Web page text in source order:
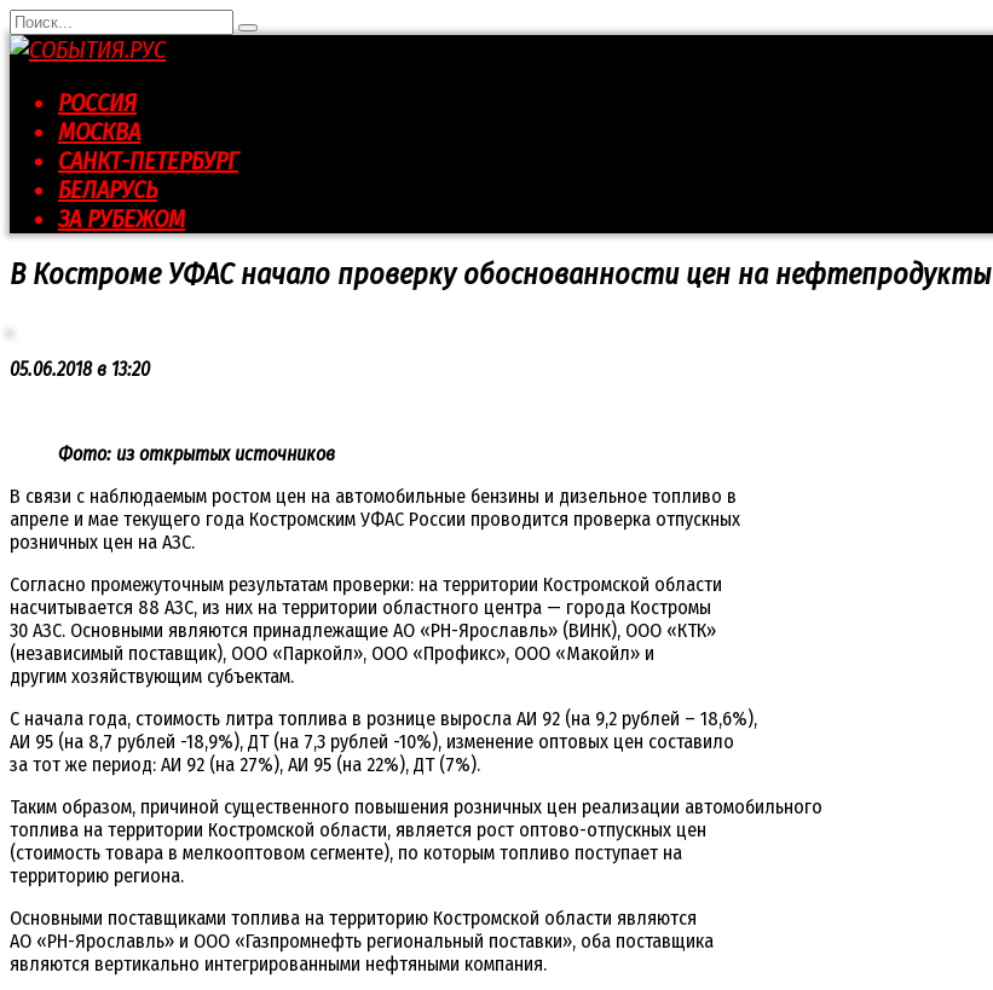
Перейти
к
контенту
Search
for:
РОССИЯ
МОСКВА
САНКТ-ПЕТЕРБУРГ
БЕЛАРУСЬ
ЗА РУБЕЖОМ
В Костроме УФАС начало проверку обоснованности цен на нефтепродукты
05.06.2018 в 13:20
Фото: из открытых источников
В связи с наблюдаемым ростом цен на автомобильные бензины и дизельное топливо в
апреле и мае текущего года Костромским УФАС России проводится проверка отпускных
розничных цен на АЗС.
Согласно промежуточным результатам проверки: на территории Костромской области
насчитывается 88 АЗС, из них на территории областного центра — города Костромы
30 АЗС. Основными являются принадлежащие АО «РН-Ярославль» (ВИНК), ООО «КТК»
(независимый поставщик), ООО «Паркойл», ООО «Профикс», ООО «Макойл» и
другим хозяйствующим субъектам.
С начала года, стоимость литра топлива в рознице выросла АИ 92 (на 9,2 рублей – 18,6%),
АИ 95 (на 8,7 рублей -18,9%), ДТ (на 7,3 рублей -10%), изменение оптовых цен составило
за тот же период: АИ 92 (на 27%), АИ 95 (на 22%), ДТ (7%).
Таким образом, причиной существенного повышения розничных цен реализации автомобильного
топлива на территории Костромской области, является рост оптово-отпускных цен
(стоимость товара в мелкооптовом сегменте), по которым топливо поступает на
территорию региона.
Основными поставщиками топлива на территорию Костромской области являются
АО «РН-Ярославль» и ООО «Газпромнефть региональный поставки», оба поставщика
являются вертикально интегрированными нефтяными компания.